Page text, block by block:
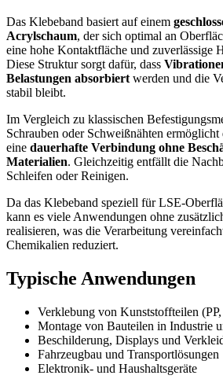
Das Klebeband basiert auf einem
Acrylschaum, der sich optimal an
eine hohe Kontaktfläche und zuverlässige
Diese Struktur sorgt dafür, dass
Belastungen absorbiert werden und die
stabil bleibt.
Im Vergleich zu klassischen
Schrauben oder Schweißnähten
eine dauerhafte Verbindung ohne
Materialien. Gleichzeitig entfällt die
Schleifen oder Reinigen.
Da das Klebeband speziell für LSE-
kann es viele Anwendungen ohne
realisieren, was die Verarbeitung
Chemikalien reduziert.
Typische Anwendungen
Verklebung von Kunststoffteilen
Montage von Bauteilen in Industrie
Beschilderung, Displays und
Fahrzeugbau und Transportlösungen
Elektronik- und Haushaltsgeräte